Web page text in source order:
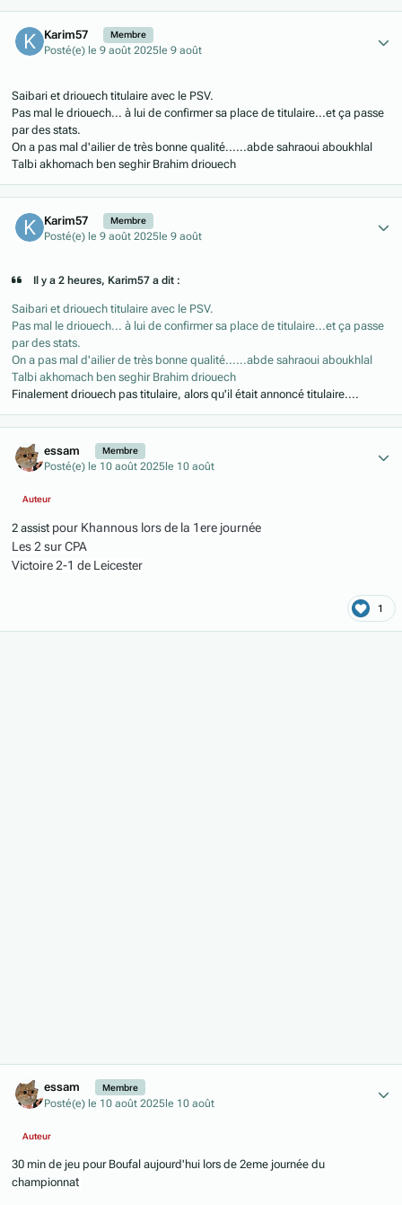
Karim57 Membre
Posté(e) le 9 août 2025 le 9 août
Saibari et driouech titulaire avec le PSV.
Pas mal le driouech... à lui de confirmer sa place de titulaire...et ça passe
par des stats.
On a pas mal d'ailier de très bonne qualité......abde sahraoui aboukhlal
Talbi akhomach ben seghir Brahim driouech
Karim57 Membre
Posté(e) le 9 août 2025 le 9 août
Il y a 2 heures, Karim57 a dit :
Saibari et driouech titulaire avec le PSV.
Pas mal le driouech... à lui de confirmer sa place de titulaire...et ça passe
par des stats.
On a pas mal d'ailier de très bonne qualité......abde sahraoui aboukhlal
Talbi akhomach ben seghir Brahim driouech
Finalement driouech pas titulaire, alors qu'il était annoncé titulaire....
essam Membre
Posté(e) le 10 août 2025 le 10 août
Auteur
2 assist pour Khannous lors de la 1ere journée
Les 2 sur CPA
Victoire 2-1 de Leicester
1
essam Membre
Posté(e) le 10 août 2025le 10 août
Auteur
30 min de jeu pour Boufal aujourd'hui lors de 2eme journée du
championnat